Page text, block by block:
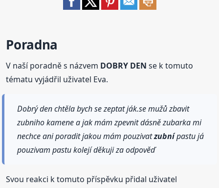
Poradna
V naší poradně s názvem DOBRY DEN se k tomuto
tématu vyjádřil uživatel Eva.
Dobrý den chtěla bych se zeptat ják.se mužů zbavit
zubniho kamene a jak mám zpevnit dásně zubarka mi
nechce ani poradit jakou mám pouzivatzubnípastu já
pouzivam pastu kolejí děkuji za odpověď
Svou reakci k tomuto příspěvku přidal uživatel